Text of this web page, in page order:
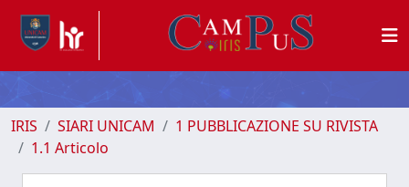
IRIS SIARI UNICAM
1 PUBBLICAZIONE SU RIVISTA
1.1 Articolo